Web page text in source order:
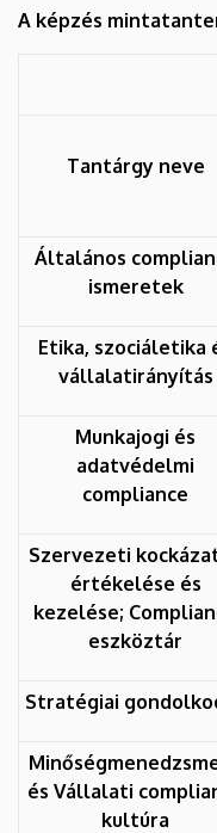
A képzés
Tantárgy neve
Általános
ismeretek
Etika, szociáletika
vállalatirányítás
Munkajogi és
adatvédelmi
compliance
Szervezeti
értékelése és
kezelése;
eszköztár
Stratégiai
és Vállalati
kultúra